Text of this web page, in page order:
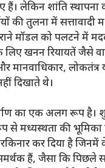
हैं। लेकिन शांति
की तुलना में सत्तावादी
मॉडल को पलटने में
खनन रियायतें जैसे
मानवाधिकार,
दिखाते थे।
का एक अलग रूप
से मध्यस्थता की
कर दिया है जिनमें
हैं, जैसा कि पिछले